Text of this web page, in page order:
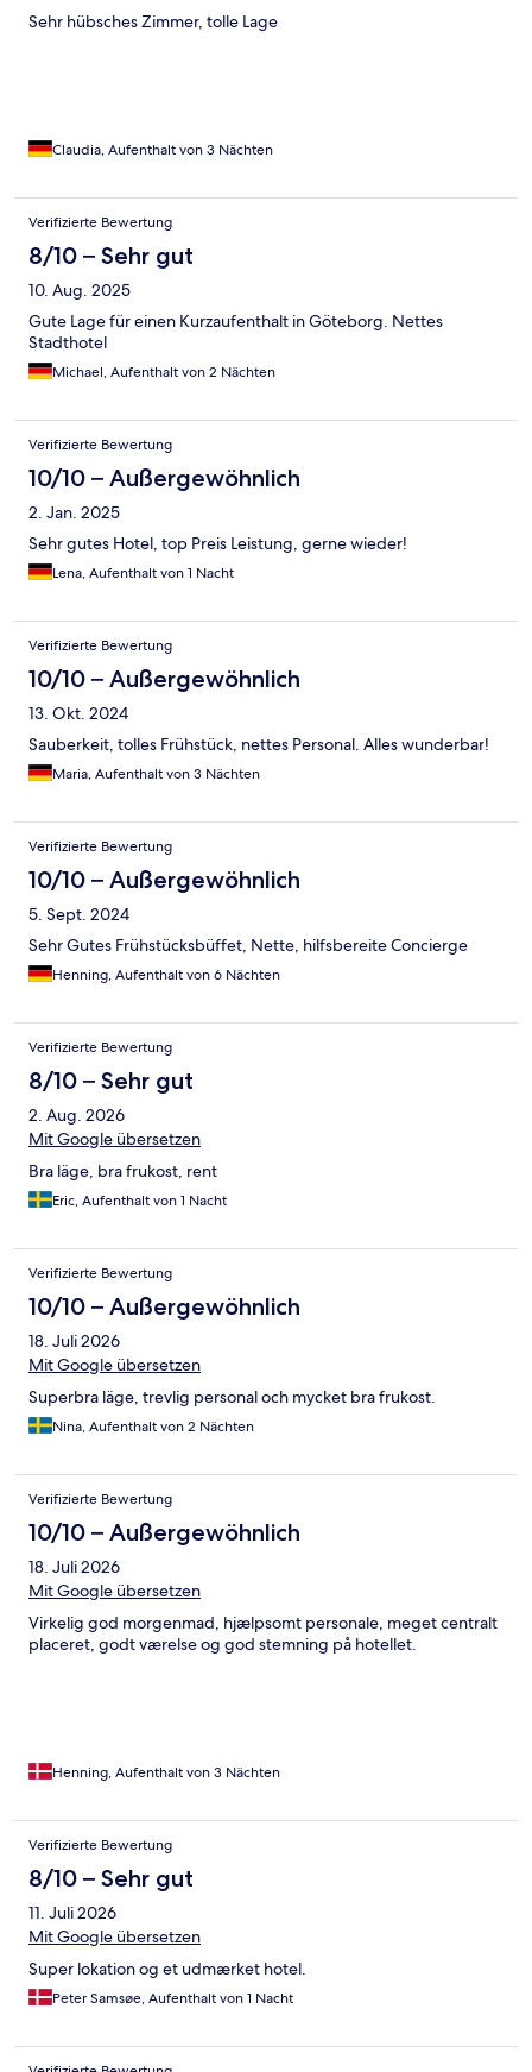
Sehr hübsches Zimmer, tolle Lage
Claudia, Aufenthalt von 3 Nächten
Verifizierte Bewertung
8/10 – Sehr gut
10. Aug. 2025
Gute Lage für einen Kurzaufenthalt in Göteborg. Nettes
Stadthotel
Michael, Aufenthalt von 2 Nächten
Verifizierte Bewertung
10/10 – Außergewöhnlich
2. Jan. 2025
Sehr gutes Hotel, top Preis Leistung, gerne wieder!
Lena, Aufenthalt von 1 Nacht
Verifizierte Bewertung
10/10 – Außergewöhnlich
13. Okt. 2024
Sauberkeit, tolles Frühstück, nettes Personal. Alles wunderbar!
Maria, Aufenthalt von 3 Nächten
Verifizierte Bewertung
10/10 – Außergewöhnlich
5. Sept. 2024
Sehr Gutes Frühstücksbüffet, Nette, hilfsbereite Concierge
Henning, Aufenthalt von 6 Nächten
Verifizierte Bewertung
8/10 – Sehr gut
2. Aug. 2026
Mit Google übersetzen
Bra läge, bra frukost, rent
Eric, Aufenthalt von 1 Nacht
Verifizierte Bewertung
10/10 – Außergewöhnlich
18. Juli 2026
Mit Google übersetzen
Superbra läge, trevlig personal och mycket bra frukost.
Nina, Aufenthalt von 2 Nächten
Verifizierte Bewertung
10/10 – Außergewöhnlich
18. Juli 2026
Mit Google übersetzen
Virkelig god morgenmad, hjælpsomt personale, meget centralt
placeret, godt værelse og god stemning på hotellet.
Henning, Aufenthalt von 3 Nächten
Verifizierte Bewertung
8/10 – Sehr gut
11. Juli 2026
Mit Google übersetzen
Super lokation og et udmærket hotel.
Peter Samsøe, Aufenthalt von 1 Nacht